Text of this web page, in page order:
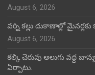
August 6, 2026
వర్ని కల్లు దుకాణాల్లో
August 6, 2026
కల్కి చెరువు అలుగు వద్ద
ఏర్పాటు.